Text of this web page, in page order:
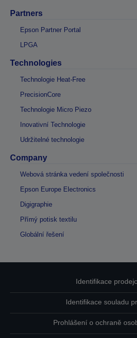
Partners
Epson Partner Portal
LPGA
Technologies
Technologie Heat-Free
PrecisionCore
Technologie Micro Piezo
Inovativní Technologie
Udržitelné technologie
Company
Webová stránka vedení společnosti
Epson Europe Electronics
Digigraphie
Přímý potisk textilu
Globální řešení
Identifikace
Identifikace souladu
Prohlášení o ochraně